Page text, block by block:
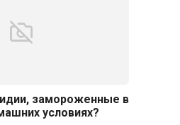
замороженные в
условиях?